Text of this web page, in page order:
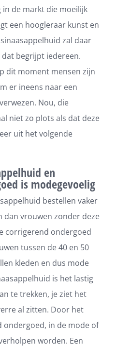
de markt die moeilijk
een hoogleraar kunst en
zal daar
begrijpt iedereen.
dit moment mensen zijn
er ineens naar een
Nou, die
niet zo plots als dat deze
uit het volgende
en
is modegevoelig
bestellen vaker
vrouwen zonder deze
corrigerend ondergoed
tussen de 40 en 50
kleden en dus mode
is het lastig
te trekken, je ziet het
al zitten. Door het
in de mode of
worden. Een